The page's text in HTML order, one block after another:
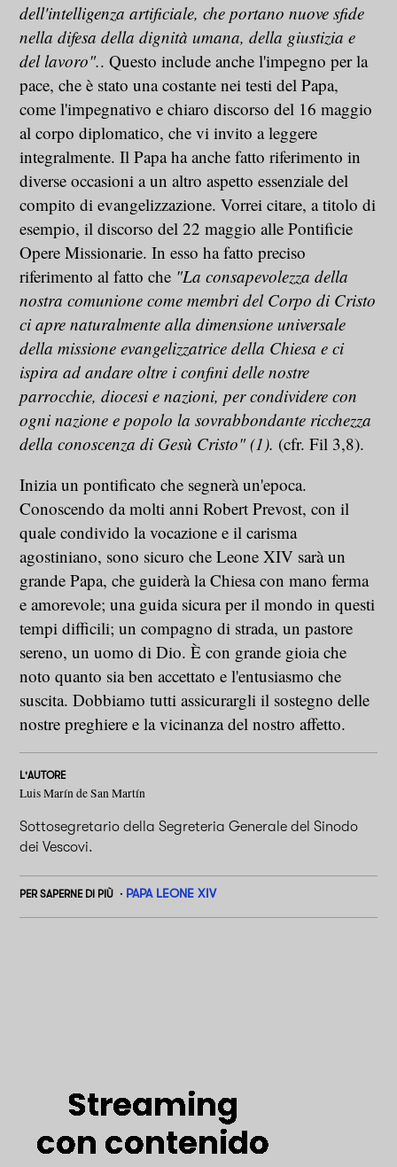
dell'intelligenza artificiale, che portano nuove sfide
nella difesa della dignità umana, della giustizia e
del lavoro".. Questo include anche l'impegno per la
pace, che è stato una costante nei testi del Papa,
come l'impegnativo e chiaro discorso del 16 maggio
al corpo diplomatico, che vi invito a leggere
integralmente. Il Papa ha anche fatto riferimento in
diverse occasioni a un altro aspetto essenziale del
compito di evangelizzazione. Vorrei citare, a titolo di
esempio, il discorso del 22 maggio alle Pontificie
Opere Missionarie. In esso ha fatto preciso
riferimento al fatto che "La consapevolezza della
nostra comunione come membri del Corpo di Cristo
ci apre naturalmente alla dimensione universale
della missione evangelizzatrice della Chiesa e ci
ispira ad andare oltre i confini delle nostre
parrocchie, diocesi e nazioni, per condividere con
ogni nazione e popolo la sovrabbondante ricchezza
della conoscenza di Gesù Cristo" (1). (cfr. Fil 3,8).
Inizia un pontificato che segnerà un'epoca.
Conoscendo da molti anni Robert Prevost, con il
quale condivido la vocazione e il carisma
agostiniano, sono sicuro che Leone XIV sarà un
grande Papa, che guiderà la Chiesa con mano ferma
e amorevole; una guida sicura per il mondo in questi
tempi difficili; un compagno di strada, un pastore
sereno, un uomo di Dio. È con grande gioia che
noto quanto sia ben accettato e l'entusiasmo che
suscita. Dobbiamo tutti assicurargli il sostegno delle
nostre preghiere e la vicinanza del nostro affetto.
L'AUTORE
Luis Marín de San Martín
Sottosegretario della Segreteria Generale del Sinodo
dei Vescovi.
PER SAPERNE DI PIÙ PAPA LEONE XIV